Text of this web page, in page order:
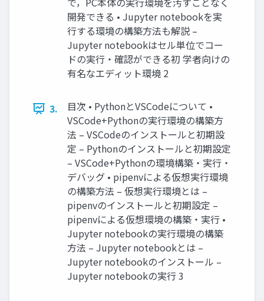
開発できる • Jupyter notebookを実
行する環境の構築方法も解説 –
Jupyter notebookはセル単位でコー
ドの実行・確認ができる初 学者向けの
有名なエディット環境 2
3.
目次 • PythonとVSCodeについて •
VSCode+Pythonの実行環境の構築方
法 – VSCodeのインストールと初期設
定 – Pythonのインストールと初期設定
– VSCode+Pythonの環境構築・実行・
デバッグ • pipenvによる仮想実行環境
の構築方法 – 仮想実行環境とは –
pipenvのインストールと初期設定 –
pipenvによる仮想環境の構築・実行 •
Jupyter notebookの実行環境の構築
方法 – Jupyter notebookとは –
Jupyter notebookのインストール –
Jupyter notebookの実行 3